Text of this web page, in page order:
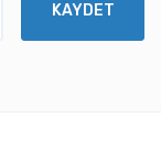
KAYDET